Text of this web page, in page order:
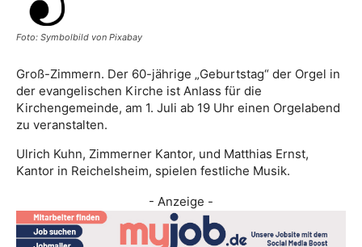
Foto: Symbolbild von Pixabay
Groß-Zimmern. Der 60-jährige „Geburtstag“ der Orgel in
der evangelischen Kirche ist Anlass für die
Kirchengemeinde, am 1. Juli ab 19 Uhr einen Orgelabend
zu veranstalten.
Ulrich Kuhn, Zimmerner Kantor, und Matthias Ernst,
Kantor in Reichelsheim, spielen festliche Musik.
- Anzeige -